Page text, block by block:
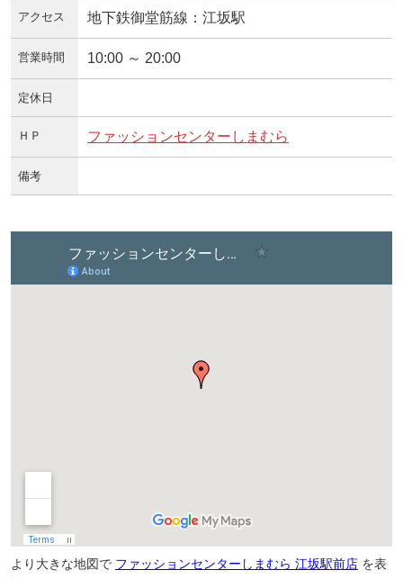
アクセス 地下鉄御堂筋線：江坂駅
営業時間 10:00 ～ 20:00
定休日
ＨＰ ファッションセンターしまむら
備考
より大きな地図で ファッションセンターしまむら 江坂駅前店 を表